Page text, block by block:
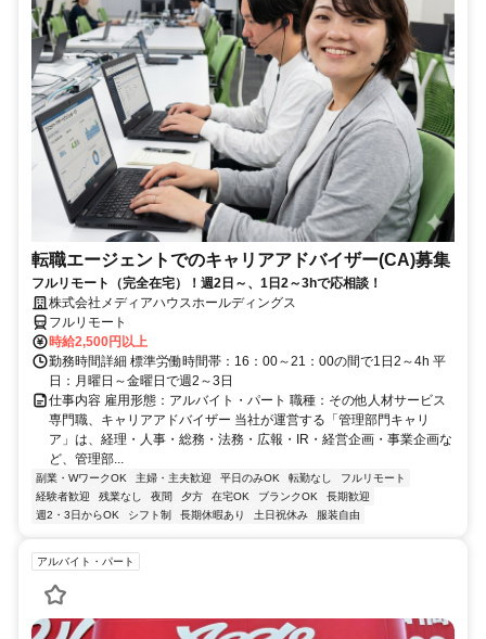
転職エージェントでのキャリアアドバイザー(CA)募集
フルリモート（完全在宅）！週2日～、1日2～3hで応相談！
株式会社メディアハウスホールディングス
フルリモート
時給2,500円以上
勤務時間詳細 標準労働時間帯：16：00～21：00の間で1日2～4h 平
日：月曜日～金曜日で週2～3日
仕事内容 雇用形態：アルバイト・パート 職種：その他人材サービス
専門職、キャリアアドバイザー 当社が運営する「管理部門キャリ
ア」は、経理・人事・総務・法務・広報・IR・経営企画・事業企画な
ど、管理部...
副業・WワークOK 主婦・主夫歓迎 平日のみOK 転勤なし
フルリモート
経験者歓迎
残業なし 夜間 夕方 在宅OK ブランクOK
長期歓迎
週2・3日からOK
シフト制 長期休暇あり 土日祝休み 服装自由
アルバイト・パート